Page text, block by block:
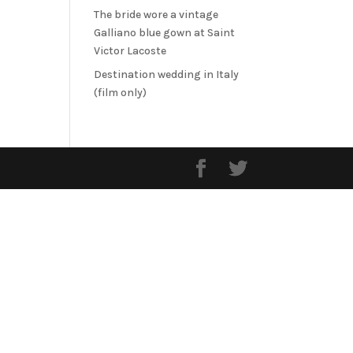
The bride wore a vintage
Galliano blue gown at Saint
Victor Lacoste
Destination wedding in Italy
(film only)